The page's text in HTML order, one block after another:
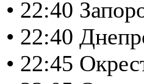
• 22:40
• 22:40
• 22:45